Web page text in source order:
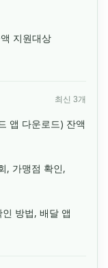
지원대상
최신 3개
앱 다운로드) 잔액
, 가맹점 확인,
방법, 배달 앱